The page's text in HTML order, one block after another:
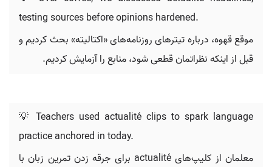
testing sources before opinions hardened.
موقع قهوه، درباره تیترهای روزنامه‌های «اکتالیته» بحث کردیم و
قبل از اینکه نظراتمان قطعی شود، منابع را آزمایش کردیم.
💡 Teachers used actualité clips to spark language
practice anchored in today.
معلمان از کلیپ‌های actualité برای جرقه زدن تمرین زبان با